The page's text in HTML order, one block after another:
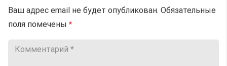
Ваш адрес email не будет опубликован. Обязательные
поля помечены *